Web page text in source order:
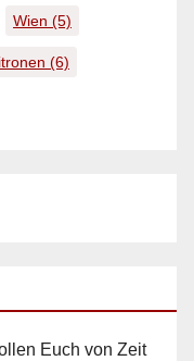
Wien (5)
(6)
Euch von Zeit